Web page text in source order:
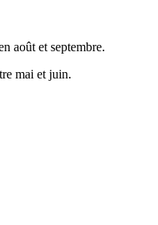
août et septembre.
mai et juin.